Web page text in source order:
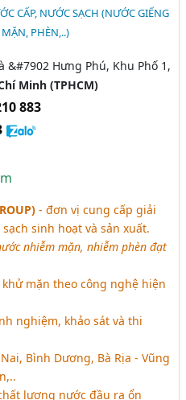
CẤP, NƯỚC SẠCH (NƯỚC GIẾNG
PHÈN,..)
&#7902 Hưng Phú, Khu Phố 1,
Minh (TPHCM)
883
- đơn vị cung cấp giải
sinh hoạt và sản xuất.
nhiễm mặn, nhiễm phèn đạt
mặn theo công nghệ hiện
nghiệm, khảo sát và thi
Bình Dương, Bà Rịa - Vũng
lượng nước đầu ra ổn